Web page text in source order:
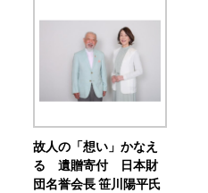
故人の「想い」かなえ
る 遺贈寄付 日本財
団名誉会長 笹川陽平氏